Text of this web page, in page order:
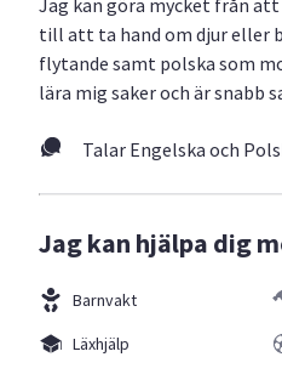
till att ta hand om djur eller
flytande samt polska som
lära mig saker och är snabb
Talar Engelska och
Jag kan hjälpa dig
Barnvakt
Läxhjälp